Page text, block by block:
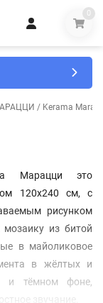
0
/ Kerama
Марацци это
120x240 см, с
рисунком
из битой
в майоликовое
в жёлтых и
и тёмном фоне,
звучание.